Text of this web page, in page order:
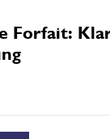
Forfait: